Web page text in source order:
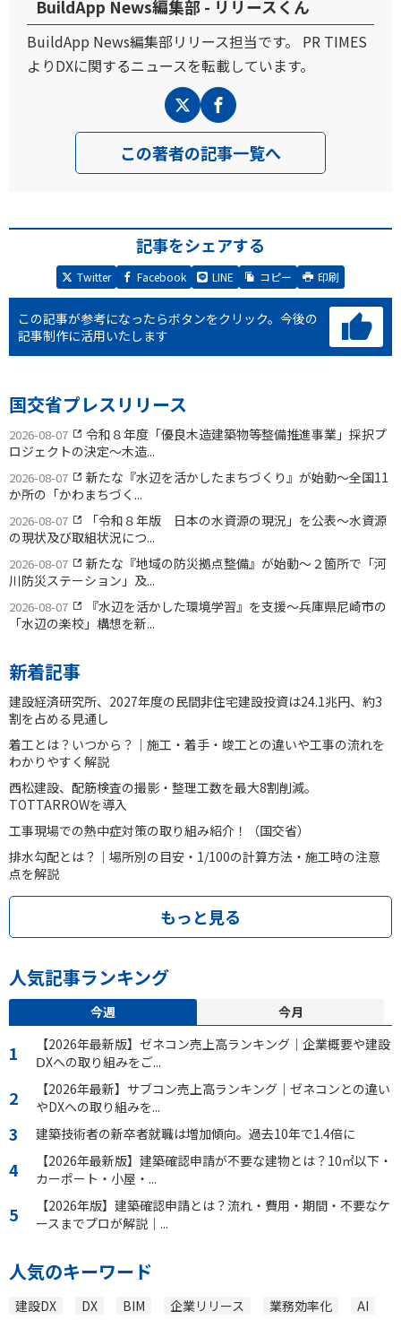
BuildApp News編集部 - リリースくん
BuildApp News編集部リリース担当です。 PR TIMES
よりDXに関するニュースを転載しています。
この著者の記事一覧へ
記事をシェアする
Twitter Facebook LINE コピー 印刷
この記事が参考になったらボタンをクリック。 今後の
記事制作に活用いたします
国交省プレスリリース
2026-08-07
令和８年度「優良木造建築物等整備推進事業」採択プ
ロジェクトの決定〜木造...
2026-08-07
新たな『水辺を活かしたまちづくり』が始動〜全国11
か所の「かわまちづく...
2026-08-07
「令和８年版 日本の水資源の現況」を公表〜水資源
の現状及び取組状況につ...
2026-08-07
新たな『地域の防災拠点整備』が始動〜２箇所で「河
川防災ステーション」及...
2026-08-07
『水辺を活かした環境学習』を支援〜兵庫県尼崎市の
「水辺の楽校」構想を新...
新着記事
建設経済研究所、2027年度の民間非住宅建設投資は24.1兆円、約3
割を占める見通し
着工とは？いつから？｜施工・着手・竣工との違いや工事の流れを
わかりやすく解説
西松建設、配筋検査の撮影・整理工数を最大8割削減。
TOTTARROWを導入
工事現場での熱中症対策の取り組み紹介！（国交省）
排水勾配とは？｜場所別の目安・1/100の計算方法・施工時の注意
点を解説
もっと見る
人気記事ランキング
今週
今月
【2026年最新版】ゼネコン売上高ランキング｜企業概要や建設
ⅮXへの取り組みをご...
【2026年最新】サブコン売上高ランキング｜ゼネコンとの違い
やDXへの取り組みを...
建築技術者の新卒者就職は増加傾向。過去10年で1.4倍に
【2026年最新版】建築確認申請が不要な建物とは？10㎡以下・
カーポート・小屋・...
【2026年版】建築確認申請とは？流れ・費用・期間・不要なケ
ースまでプロが解説｜...
人気のキーワード
建設DX DX BIM 企業リリース 業務効率化
AI